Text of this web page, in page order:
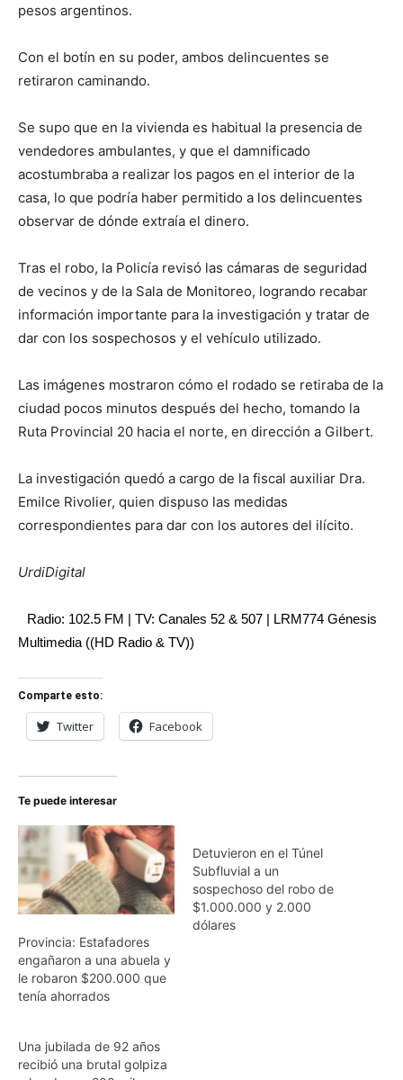
pesos argentinos.
Con el botín en su poder, ambos delincuentes se
retiraron caminando.
Se supo que en la vivienda es habitual la presencia de
vendedores ambulantes, y que el damnificado
acostumbraba a realizar los pagos en el interior de la
casa, lo que podría haber permitido a los delincuentes
observar de dónde extraía el dinero.
Tras el robo, la Policía revisó las cámaras de seguridad
de vecinos y de la Sala de Monitoreo, logrando recabar
información importante para la investigación y tratar de
dar con los sospechosos y el vehículo utilizado.
Las imágenes mostraron cómo el rodado se retiraba de la
ciudad pocos minutos después del hecho, tomando la
Ruta Provincial 20 hacia el norte, en dirección a Gilbert.
La investigación quedó a cargo de la fiscal auxiliar Dra.
Emilce Rivolier, quien dispuso las medidas
correspondientes para dar con los autores del ilícito.
UrdiDigital
Radio: 102.5 FM | TV: Canales 52 & 507 | LRM774 Génesis
Multimedia ((HD Radio & TV))
Comparte esto:
Twitter Facebook
Te puede interesar
Provincia: Estafadores
engañaron a una abuela y
le robaron $200.000 que
tenía ahorrados
Detuvieron en el Túnel
Subfluvial a un
sospechoso del robo de
$1.000.000 y 2.000
dólares
Una jubilada de 92 años
recibió una brutal golpiza